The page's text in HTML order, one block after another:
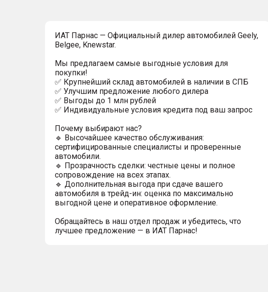
ИAT Парнас — Официальный дилер автомобилей Geely,
Belgee, Knewstar.
Мы предлагаем самые выгодные условия для
покупки!
✅ Крупнейший склад автомобилей в наличии в СПБ
✅ Улучшим предложение любого дилера
✅ Выгoды до 1 млн рублей
✅ Индивидуальные условия кредита под ваш запрос
Почему выбирают нас?
🔹 Высочайшее качество обслуживания:
сертифицированные специалисты и проверенные
автомобили.
🔹 Прозрачность сделки: честные цены и полное
сопровождение на всех этапах.
🔹 Дополнительная выгода при сдаче вашего
автомобиля в трейд-ин: оценка по максимально
выгодной цене и оперативное оформление.
Обращайтесь в наш отдел продаж и убедитесь, что
лучшее предложение — в ИАТ Парнас!